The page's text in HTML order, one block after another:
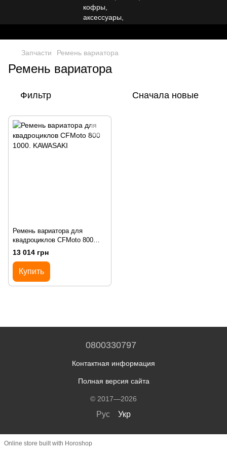
Запчасти Ремень вариатора
Ремень вариатора
Фильтр Сначала новые
Ремень вариатора для
квадроциклов CFMoto 800
1000. KAWASAKI
13 014 грн
Купить
0800330797
Контактная информация
Полная версия сайта
© 2017—2026
Рус Укр
Online store built with Horoshop